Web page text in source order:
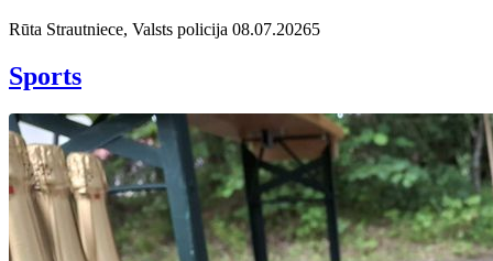
Rūta Strautniece, Valsts policija 08.07.20265
Sports